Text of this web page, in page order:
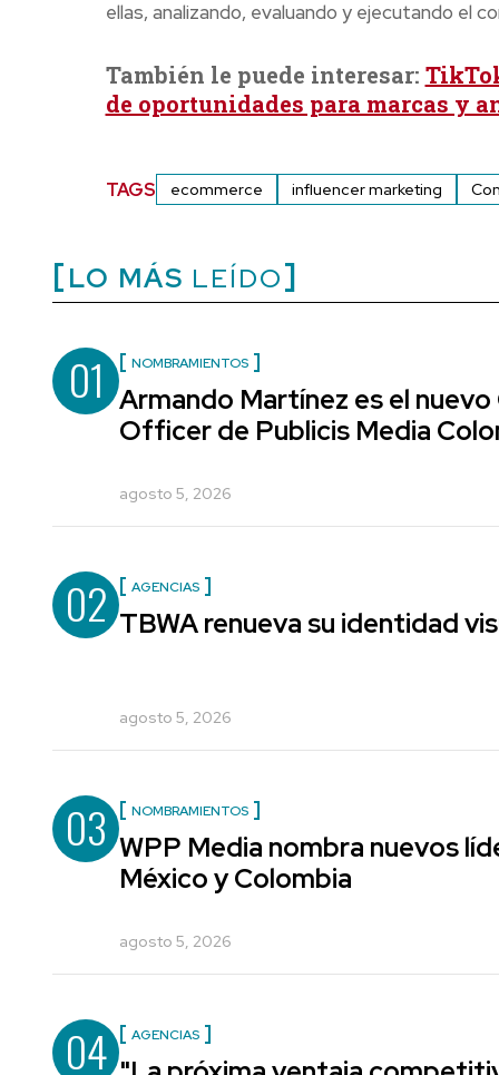
ellas, analizando, evaluando y ejecutando el
También le puede interesar:
de oportunidades para marcas y
TAGS ecommerce influencer marketing
LO MÁS LEÍDO
01 NOMBRAMIENTOS
Armando Martínez es el
Officer de Publicis Media
agosto 5, 2026
02 AGENCIAS
TBWA renueva su identidad
agosto 5, 2026
03 NOMBRAMIENTOS
WPP Media nombra nuevos
México y Colombia
agosto 5, 2026
04 AGENCIAS